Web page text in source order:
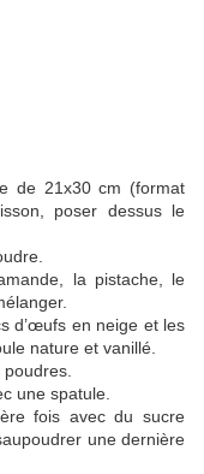
de 21x30 cm (format
poser dessus le
la pistache, le
d’œufs en neige et les
nature et vanillé.
une spatule.
fois avec du sucre
une dernière